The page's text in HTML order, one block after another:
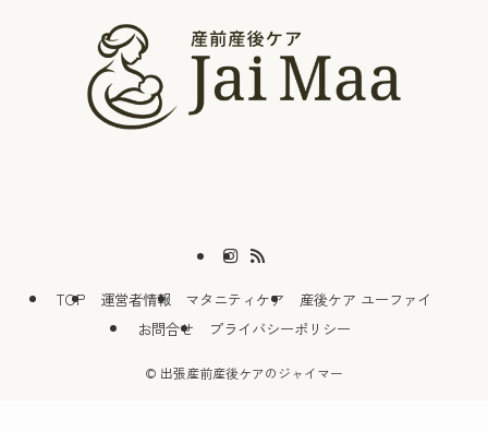
TOP 運営者情報 マタニティケア
産後ケア ユーファイ
お問合せ
プライバシーポリシー
© 出張産前産後ケアのジャイマー